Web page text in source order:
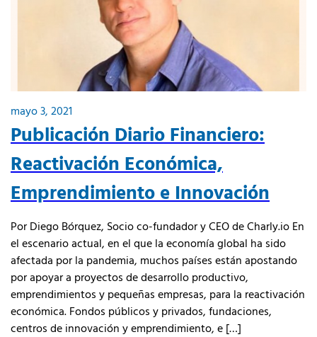
mayo 3, 2021
Publicación Diario Financiero:
Reactivación Económica,
Emprendimiento e Innovación
Por Diego Bórquez, Socio co-fundador y CEO de Charly.io En
el escenario actual, en el que la economía global ha sido
afectada por la pandemia, muchos países están apostando
por apoyar a proyectos de desarrollo productivo,
emprendimientos y pequeñas empresas, para la reactivación
económica. Fondos públicos y privados, fundaciones,
centros de innovación y emprendimiento, e […]